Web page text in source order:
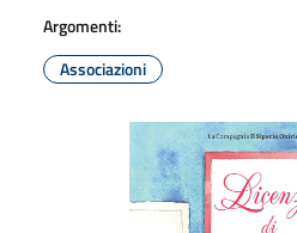
Argomenti:
Associazioni